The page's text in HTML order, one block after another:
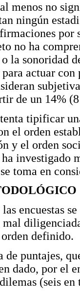
menos no
ningún
por
no ha
la sonoridad
para actuar
de un 14%
tipificar
el orden
y el orden
investigado
toma en
encuestas
mal
definido.
de puntajes,
dado, por el
(seis en